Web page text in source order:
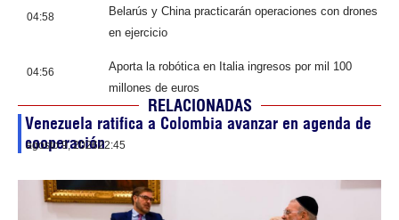
04:58
Belarús y China practicarán operaciones con drones
en ejercicio
04:56
Aporta la robótica en Italia ingresos por mil 100
millones de euros
RELACIONADAS
Venezuela ratifica a Colombia avanzar en agenda de
cooperación
agosto 9, 202622:45